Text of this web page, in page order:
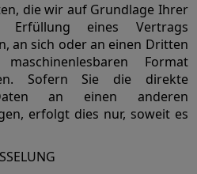
die wir auf Grundlage Ihrer
eines Vertrags
an sich oder an einen Dritten
Format
Sofern Sie die direkte
an einen anderen
erfolgt dies nur, soweit es